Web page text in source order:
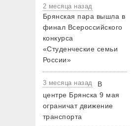
2 месяца назад
Брянская пара вышла в
финал Всероссийского
конкурса
«Студенческие семьи
России»
3 месяца назад
В
центре Брянска 9 мая
ограничат движение
транспорта